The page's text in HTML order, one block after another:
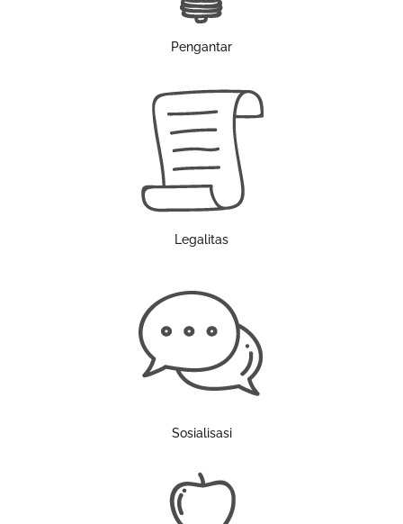
Pengantar
Legalitas
Sosialisasi